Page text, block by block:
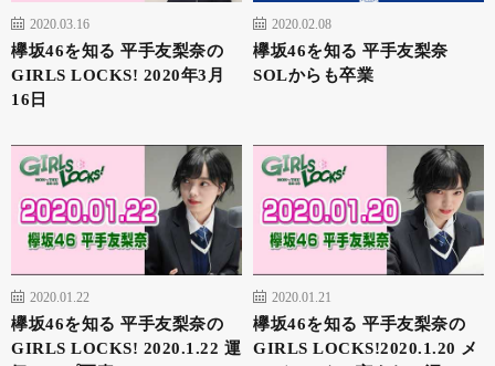
2020.03.16
欅坂46を知る 平手友梨奈の
GIRLS LOCKS! 2020年3月
16日
2020.02.08
欅坂46を知る 平手友梨奈
SOLからも卒業
2020.01.22
欅坂46を知る 平手友梨奈の
GIRLS LOCKS! 2020.1.22 運
2020.01.21
欅坂46を知る 平手友梨奈の
GIRLS LOCKS!2020.1.20 メ